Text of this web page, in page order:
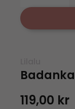
119,00 kr